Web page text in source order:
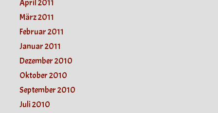
April 2011
März 2011
Februar 2011
Januar 2011
Dezember 2010
Oktober 2010
September 2010
Juli 2010